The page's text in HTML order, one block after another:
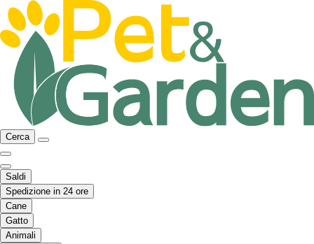
Cerca
Saldi
Spedizione in 24 ore
Cane
Gatto
Animali